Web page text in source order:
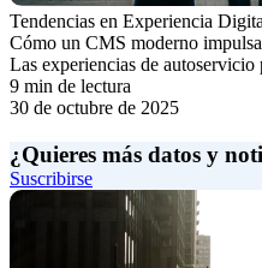
Tendencias en Experiencia
Cómo un CMS moderno
Las experiencias de
9 min de lectura
30 de octubre de 2025
¿Quieres más datos y
Suscribirse